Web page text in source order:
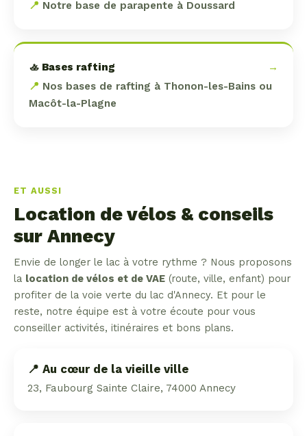
📍 Notre base de parapente à Doussard
🚣 Bases rafting
→
📍 Nos bases de rafting à Thonon-les-Bains ou
Macôt-la-Plagne
ET AUSSI
Location de vélos & conseils
sur Annecy
Envie de longer le lac à votre rythme ? Nous proposons
la location de vélos et de VAE (route, ville, enfant) pour
profiter de la voie verte du lac d'Annecy. Et pour le
reste, notre équipe est à votre écoute pour vous
conseiller activités, itinéraires et bons plans.
📍 Au cœur de la vieille ville
23, Faubourg Sainte Claire, 74000 Annecy